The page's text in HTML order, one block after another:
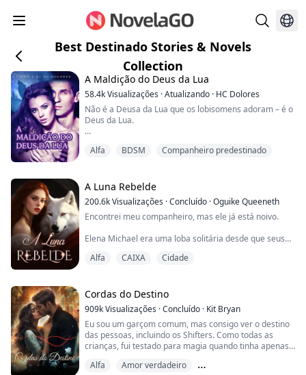
Best Destinado Stories & Novels
Collection
A Maldição do Deus da Lua
58.4kVisualizações ·Atualizando · HC Dolores
Não é a Deusa da Lua que os lobisomens adoram – é o
Deus da Lua.
caminhava pela terra, governando os lobisomens
Lua a um sono eterno. Elas o trancaram em uma
cripta, e sua maldição só pode ser quebrada por sua
verdadeira companheira.
Alfa BDSM Companheiro predestinado
A Luna Rebelde
200.6kVisualizações ·Concluído ·Oguike Queeneth
Encontrei meu companheiro, mas ele já está noivo.
Elena Michael era uma loba solitária desde que seus
Alcateia, pois ela possuía o gene Alfa quando tinha dez
Tudo mudou quando ela foi capturada por uma
Alcateia vizinha enquanto fugia daqueles qu...
Alfa CAIXA Cidade
Cordas do Destino
909kVisualizações ·Concluído · Kit Bryan
Eu sou um garçom comum, mas consigo ver o destino
das pessoas, incluindo os Shifters. Como todas as
crianças, fui testado para magia quando tinha apenas
desconhecida e minha magia é indescritível, fui
Alfa
Amor verdadeiro